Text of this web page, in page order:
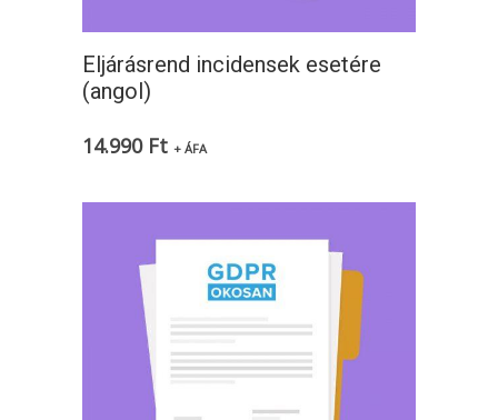
Eljárásrend incidensek esetére
(angol)
14.990 Ft + ÁFA